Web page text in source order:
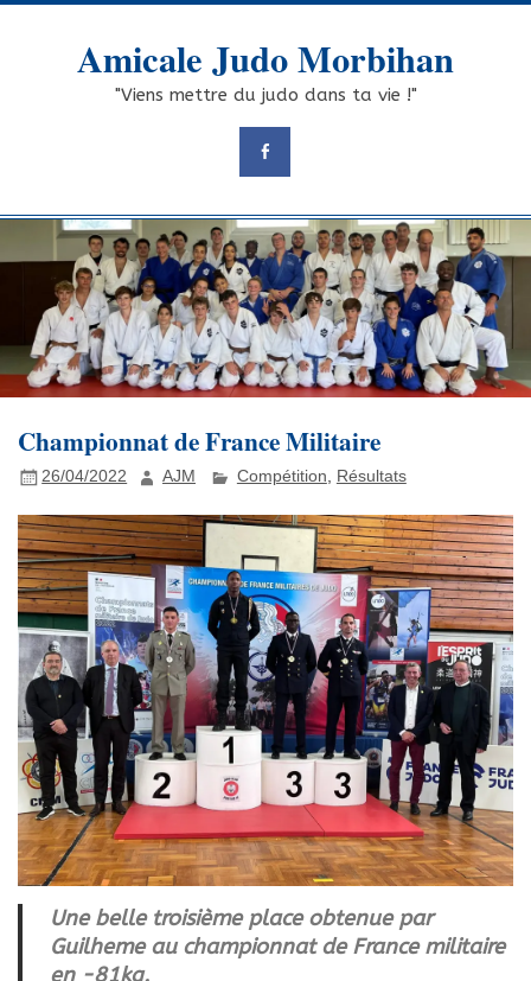
Skip
Amicale Judo Morbihan
"Viens mettre du judo dans ta vie !"
Championnat de France Militaire
26/04/2022 AJM Compétition, Résultats
Une belle troisième place obtenue par
Guilheme au championnat de France militaire
en -81kg.